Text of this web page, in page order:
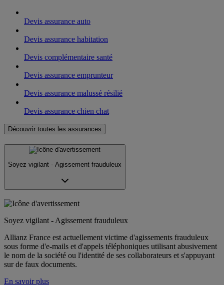
Devis assurance auto
Devis assurance habitation
Devis complémentaire santé
Devis assurance emprunteur
Devis assurance malussé résilié
Devis assurance chien chat
Découvrir toutes les assurances
Soyez vigilant - Agissement frauduleux
Soyez vigilant - Agissement frauduleux
Allianz France est actuellement victime d'agissements frauduleux
sous forme d'e-mails et d'appels téléphoniques utilisant abusivement
le nom de la société ou l'identité de ses collaborateurs et s'appuyant
sur de faux documents.
En savoir plus